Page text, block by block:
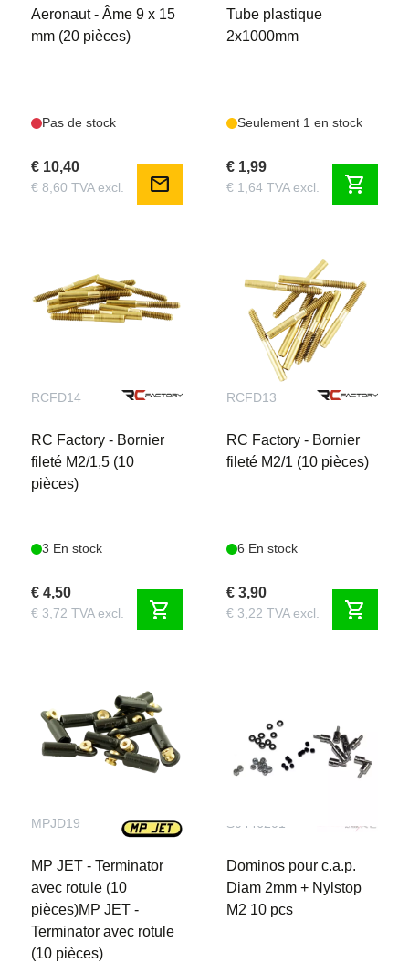
Aeronaut - Âme 9 x 15
mm (20 pièces)
Pas de stock
€ 10,40
€ 8,60 TVA excl. mail
Tube plastique
2x1000mm
Seulement 1 en stock
€ 1,99
€ 1,64 TVA excl. shopping_cart
RCFD14
RC Factory - Bornier
fileté M2/1,5 (10
pièces)
3 En stock
€ 4,50
€ 3,72 TVA excl. shopping_cart
RCFD13
RC Factory - Bornier
fileté M2/1 (10 pièces)
6 En stock
€ 3,90
€ 3,22 TVA excl. shopping_cart
MPJD19
MP JET - Terminator
avec rotule (10
pièces)MP JET -
Terminator avec rotule
(10 pièces)
S0446201
Dominos pour c.a.p.
Diam 2mm + Nylstop
M2 10 pcs